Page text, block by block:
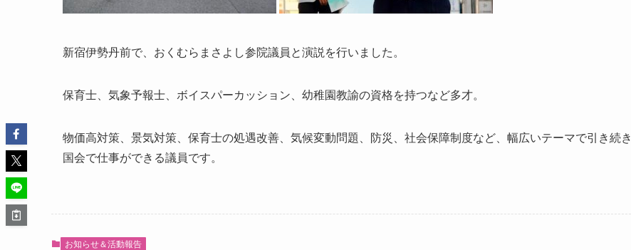
新宿伊勢丹前で、おくむらまさよし参院議員と演説を行いました。
保育士、気象予報士、ボイスパーカッション、幼稚園教諭の資格を持つなど多才。
物価高対策、景気対策、保育士の処遇改善、気候変動問題、防災、社会保障制度など、幅広いテーマで引き続き
国会で仕事ができる議員です。
お知らせ＆活動報告